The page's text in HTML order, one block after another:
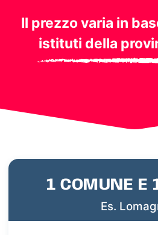
Il prezzo varia in
istituti della
1 COMUNE E
Es.